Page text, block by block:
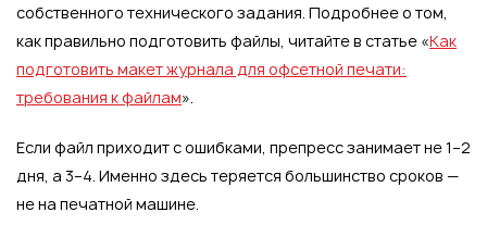
собственного технического задания. Подробнее о том,
как правильно подготовить файлы, читайте в статье «Как
подготовить макет журнала для офсетной печати:
требования к файлам».
Если файл приходит с ошибками, препресс занимает не 1–2
дня, а 3–4. Именно здесь теряется большинство сроков —
не на печатной машине.